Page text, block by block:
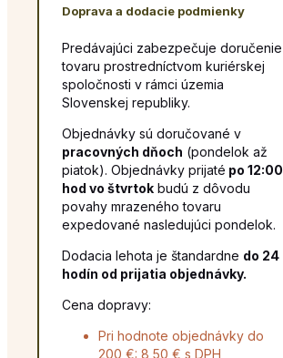
Doprava a dodacie podmienky
Predávajúci zabezpečuje doručenie
tovaru prostredníctvom kuriérskej
spoločnosti v rámci územia
Slovenskej republiky.
Objednávky sú doručované v
pracovných dňoch (pondelok až
piatok). Objednávky prijaté po 12:00
hod vo štvrtok budú z dôvodu
povahy mrazeného tovaru
expedované nasledujúci pondelok.
Dodacia lehota je štandardne do 24
hodín od prijatia objednávky.
Cena dopravy:
Pri hodnote objednávky do
200 €: 8,50 € s DPH